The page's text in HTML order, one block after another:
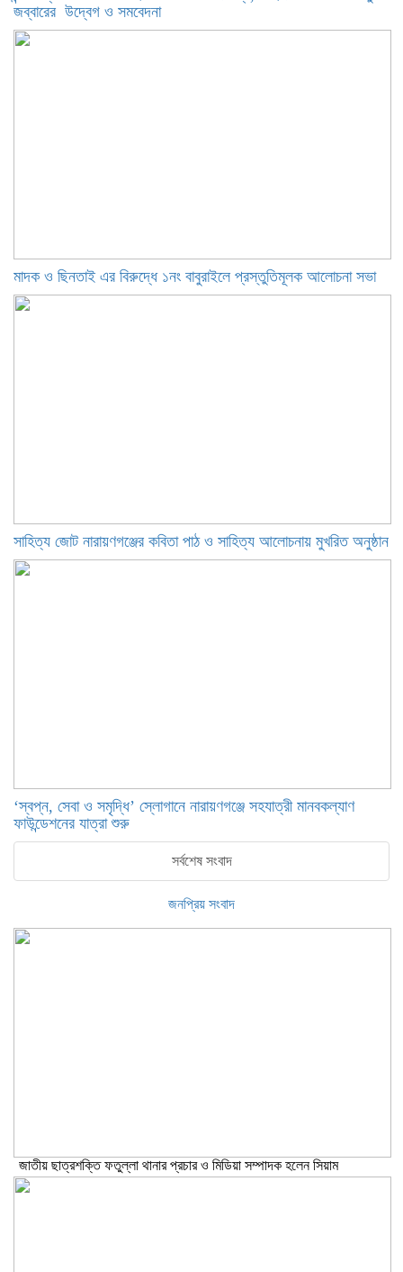
জব্বারের উদ্বেগ ও সমবেদনা
মাদক ও ছিনতাই এর বিরুদ্ধে ১নং বাবুরাইলে প্রস্তুতিমূলক আলোচনা সভা
সাহিত্য জোট নারায়ণগঞ্জের কবিতা পাঠ ও সাহিত্য আলোচনায় মুখরিত অনুষ্ঠান
‘স্বপ্ন, সেবা ও সমৃদ্ধি’ স্লোগানে নারায়ণগঞ্জে সহযাত্রী মানবকল্যাণ
ফাউন্ডেশনের যাত্রা শুরু
সর্বশেষ সংবাদ
জনপ্রিয় সংবাদ
জাতীয় ছাত্রশক্তি ফতুল্লা থানার প্রচার ও মিডিয়া সম্পাদক হলেন সিয়াম